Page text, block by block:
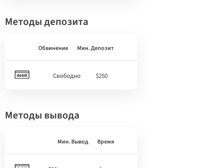
Методы депозита
Обвинение Мин. Депозит
Свободно $250
Методы вывода
Мин. Вывод Время